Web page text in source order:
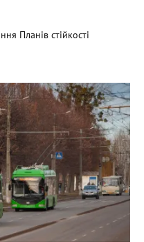
Планів стійкості